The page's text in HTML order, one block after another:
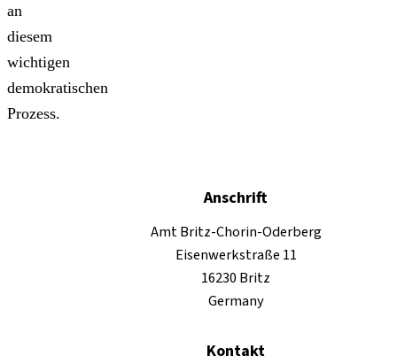
an
diesem
wichtigen
demokratischen
Prozess.
Anschrift
Amt Britz-Chorin-Oderberg
Eisenwerkstraße 11
16230 Britz
Germany
Kontakt